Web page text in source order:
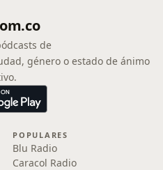
de
género o estado de ánimo
POPULARES
Blu Radio
Caracol Radio